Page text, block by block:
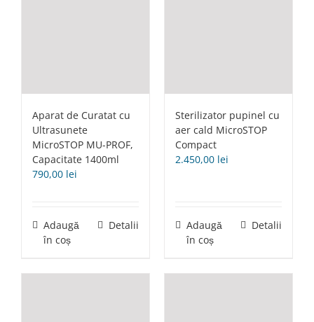
Aparat de Curatat cu
Ultrasunete
MicroSTOP MU-PROF,
Capacitate 1400ml
790,00 lei
Adaugă
în coș
Detalii
Sterilizator pupinel cu
aer cald MicroSTOP
Compact
2.450,00 lei
Adaugă
în coș
Detalii